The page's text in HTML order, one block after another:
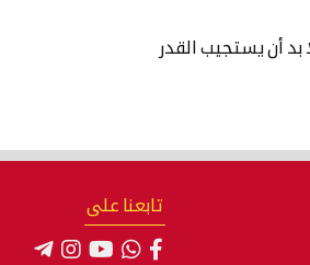
بد أن يستجيب القدر
تابعنا على